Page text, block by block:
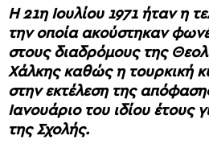
Η 21η Ιουλίου 1971 ήταν η
την οποία ακούστηκαν
στους διαδρόμους της
Χάλκης καθώς η τουρκική
στην εκτέλεση της
Ιανουάριο του ιδίου έτους
της Σχολής.